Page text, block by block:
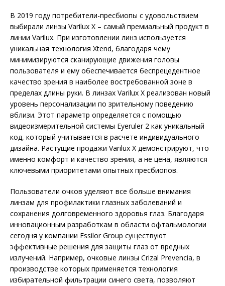
В 2019 году потребители-пресбиопы с удовольствием
выбирали линзы Varilux X – самый премиальный продукт в
линии Varilux. При изготовлении линз используется
уникальная технология Xtend, благодаря чему
минимизируются сканирующие движения головы
пользователя и ему обеспечивается беспрецедентное
качество зрения в наиболее востребованной зоне в
пределах длины руки. В линзах Varilux X реализован новый
уровень персонализации по зрительному поведению
вблизи. Этот параметр определяется с помощью
видеоизмерительной системы Eyeruler 2 как уникальный
код, который учитывается в расчете индивидуального
дизайна. Растущие продажи Varilux X демонстрируют, что
именно комфорт и качество зрения, а не цена, являются
ключевыми приоритетами опытных пресбиопов.
Пользователи очков уделяют все больше внимания
линзам для профилактики глазных заболеваний и
сохранения долговременного здоровья глаз. Благодаря
инновационным разработкам в области офтальмологии
сегодня у компании Essilor Group существуют
эффективные решения для защиты глаз от вредных
излучений. Например, очковые линзы Crizal Prevencia, в
производстве которых применяется технология
избирательной фильтрации синего света, позволяют